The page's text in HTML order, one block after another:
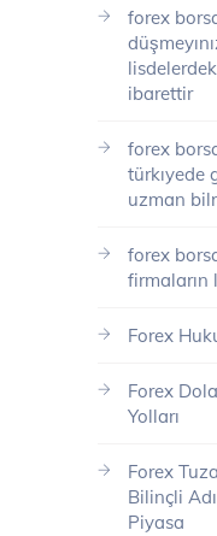
forex
ibarettir
forex
türkıyede
uzman
forex
firmaların
Forex
Forex
Yolları
Forex
Bilinçli
Piyasa